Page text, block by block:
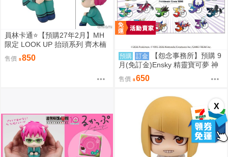
X
員林卡通⭐️【預購27年2月】MH
限定 LOOK UP 抬頭系列 齊木楠
雄的災難 齊木楠雄 0813
售價 850 預購 訂金
【怨念事務所】預購 9
月(免訂金)Ensky 精靈寶可夢 神
奇寶貝 30週年 1000片拼圖 傳說
寶可夢 0809
售價 650